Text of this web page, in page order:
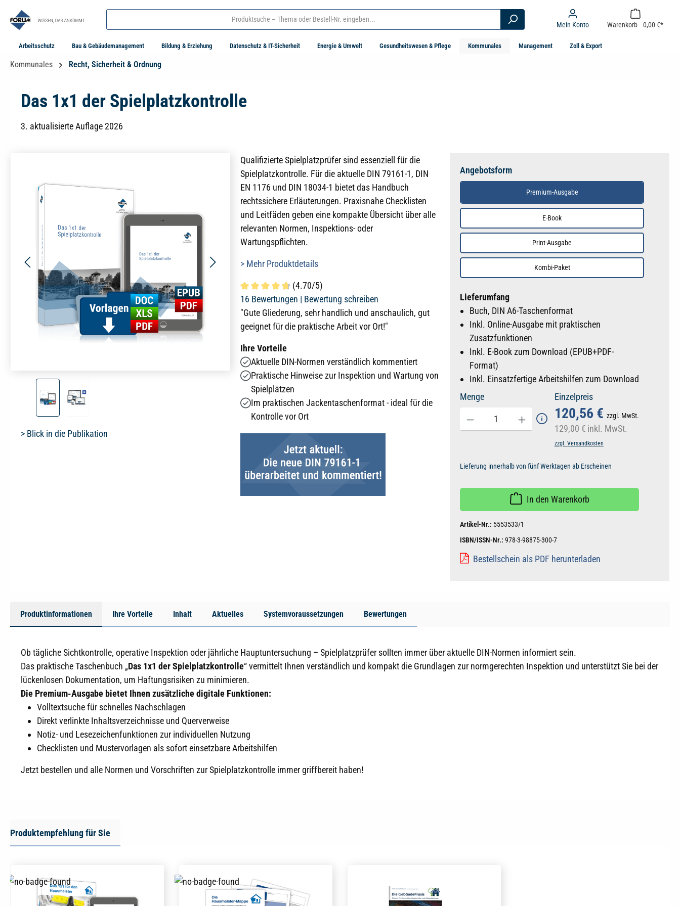
Zur Hauptnavigation springen
Mein Konto Warenkorb 0,00 €*
Arbeitsschutz Bau & Gebäudemanagement Bildung & Erziehung Datenschutz & IT-Sicherheit Energie & Umwelt Gesundheitswesen & Pflege Kommunales Management Zoll & Export
Kommunales Recht, Sicherheit & Ordnung
Das 1x1 der Spielplatzkontrolle
3. aktualisierte Auflage 2026
> Blick in die Publikation
Qualifizierte Spielplatzprüfer sind essenziell für die
Spielplatzkontrolle. Für die aktuelle DIN 79161-1, DIN
EN 1176 und DIN 18034-1 bietet das Handbuch
rechtssichere Erläuterungen. Praxisnahe Checklisten
und Leitfäden geben eine kompakte Übersicht über alle
relevanten Normen, Inspektions- oder
Wartungspflichten.
> Mehr Produktdetails
Durchschnittliche Bewertung von 4.7 von 5 Sternen
(4.70/5)
16 Bewertungen | Bewertung schreiben
"Gute Gliederung, sehr handlich und anschaulich, gut
geeignet für die praktische Arbeit vor Ort!"
Ihre Vorteile
Aktuelle DIN-Normen verständlich kommentiert
Praktische Hinweise zur Inspektion und Wartung von
Spielplätzen
Im praktischen Jackentaschenformat - ideal für die
Kontrolle vor Ort
Angebotsform
Premium-Ausgabe
E-Book
Print-Ausgabe
Kombi-Paket
Lieferumfang
Buch, DIN A6-Taschenformat
Inkl. Online-Ausgabe mit praktischen
Zusatzfunktionen
Inkl. E-Book zum Download (EPUB+PDF-
Format)
Inkl. Einsatzfertige Arbeitshilfen zum Download
Menge
Einzelpreis
120,56 € zzgl. MwSt.
129,00 € inkl. MwSt.
zzgl. Versandkosten
Lieferung innerhalb von fünf Werktagen ab Erscheinen
In den Warenkorb
Artikel-Nr.: 5553533/1
ISBN/ISSN-Nr.: 978-3-98875-300-7
Bestellschein als PDF herunterladen
Produktinformationen Ihre Vorteile Inhalt Aktuelles Systemvoraussetzungen Bewertungen
Ob tägliche Sichtkontrolle, operative Inspektion oder jährliche Hauptuntersuchung – Spielplatzprüfer sollten immer über aktuelle DIN-Normen informiert sein.
Das praktische Taschenbuch „Das 1x1 der Spielplatzkontrolle“ vermittelt Ihnen verständlich und kompakt die Grundlagen zur normgerechten Inspektion und unterstützt Sie bei der
lückenlosen Dokumentation, um Haftungsrisiken zu minimieren.
Die Premium-Ausgabe bietet Ihnen zusätzliche digitale Funktionen:
Volltextsuche für schnelles Nachschlagen
Direkt verlinkte Inhaltsverzeichnisse und Querverweise
Notiz- und Lesezeichenfunktionen zur individuellen Nutzung
Checklisten und Mustervorlagen als sofort einsetzbare Arbeitshilfen
Jetzt bestellen und alle Normen und Vorschriften zur Spielplatzkontrolle immer griffbereit haben!
Produktempfehlung für Sie